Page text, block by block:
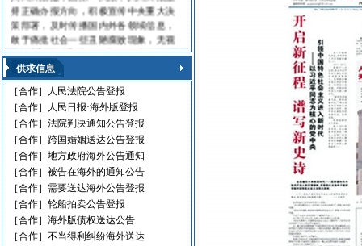
持正确办报方向，积极宣传中央重大决
策部署，及时传播国内外各领域信息，
敢于痛批社会一些丑陋腐败现象，无视
法律的黑社会流氓，利用职权玩忽职守
的高级官员，受到读报人欢迎。人民日
报海外版，这是中国对外发行的最具权
威性的综合性中文日报，主要面向海外
华人、华侨、港澳台同胞和在各国，发
行80多个国家和地区。
人民日报刊登010-61429368
遗失声明 环保公告
减资公告 挂失声明
股份转让 政府通文
判决公告 律师声明
通告广告 企业注销
维权公告 解除声明
供求信息
［合作］
人民法院公告登报
［合作］
人民日报·海外版登报
［合作］法院判决通知公告登报
［合作］跨国婚姻送达公告登报
［合作］地方政府海外公告通知
［合作］被告在海外的通知公告
［合作］ 需要送达海外公告登报
［合作］轮船拍卖公告登报
［合作］海外版债权送达公告
［合作］不当得利纠纷海外送达